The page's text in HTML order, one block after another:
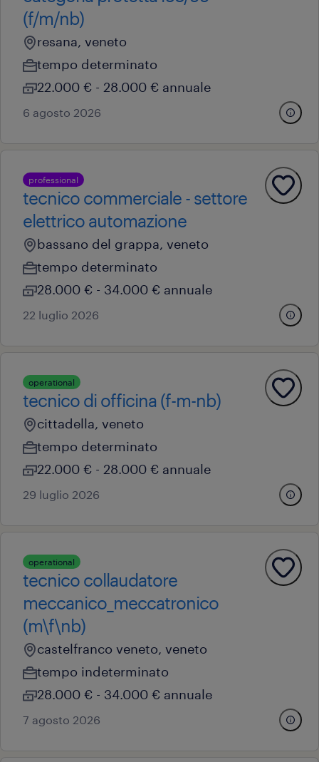
(f/m/nb)
resana, veneto
tempo determinato
22.000 € - 28.000 € annuale
6 agosto 2026
professional
tecnico commerciale - settore
elettrico automazione
bassano del grappa, veneto
tempo determinato
28.000 € - 34.000 € annuale
22 luglio 2026
operational
tecnico di officina (f-m-nb)
cittadella, veneto
tempo determinato
22.000 € - 28.000 € annuale
29 luglio 2026
operational
tecnico collaudatore
meccanico_meccatronico
(m\f\nb)
castelfranco veneto, veneto
tempo indeterminato
28.000 € - 34.000 € annuale
7 agosto 2026